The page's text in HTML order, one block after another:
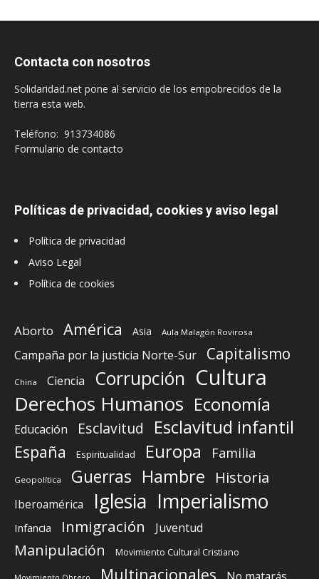
Contacta con nosotros
Solidaridad.net pone al servicio de los empobrecidos de la
tierra esta web.
Teléfono: 913734086
Formulario de contacto
Políticas de privacidad, cookies y aviso legal
Política de privacidad
Aviso Legal
Política de cookies
Aborto América Asia Aula Malagón Rovirosa
Campaña por la justicia Norte-Sur Capitalismo
China Ciencia Corrupción Cultura
Derechos Humanos Economía
Educación Esclavitud Esclavitud infantil
España Espiritualidad Europa Familia
Geopolítica Guerras Hambre Historia
Iberoamérica Iglesia Imperialismo
Infancia Inmigración Juventud
Manipulación Movimiento Cultural Cristiano
Multinacionales